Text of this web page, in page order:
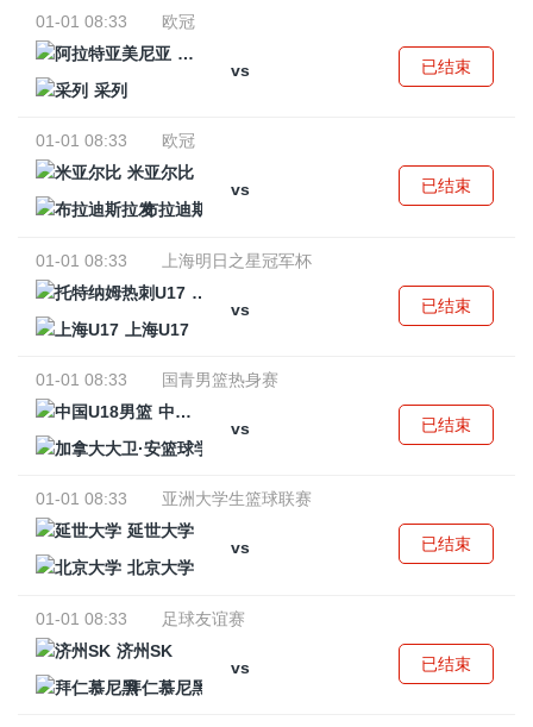
01-01 08:33
欧冠
阿拉特亚美尼亚
vs
采列
已结束
01-01 08:33
欧冠
米亚尔比
vs
布拉迪斯拉发
已结束
01-01 08:33
上海明日之星冠军杯
托特纳姆热刺U17
vs
上海U17
已结束
01-01 08:33
国青男篮热身赛
中国U18男篮
vs
已结束
01-01 08:33
亚洲大学生篮球联赛
延世大学
vs
北京大学
已结束
01-01 08:33
足球友谊赛
济州SK
vs
拜仁慕尼黑
已结束